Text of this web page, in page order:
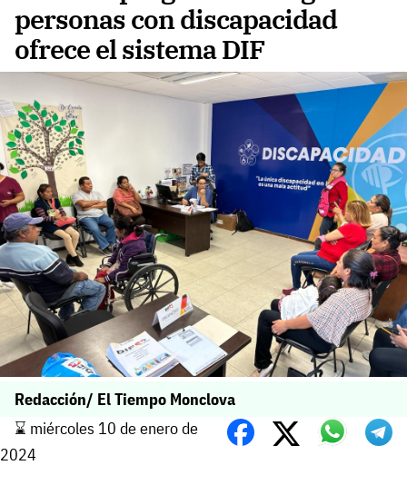
personas con discapacidad
ofrece el sistema DIF
Redacción/ El Tiempo Monclova
⌛️ miércoles 10 de enero de
2024